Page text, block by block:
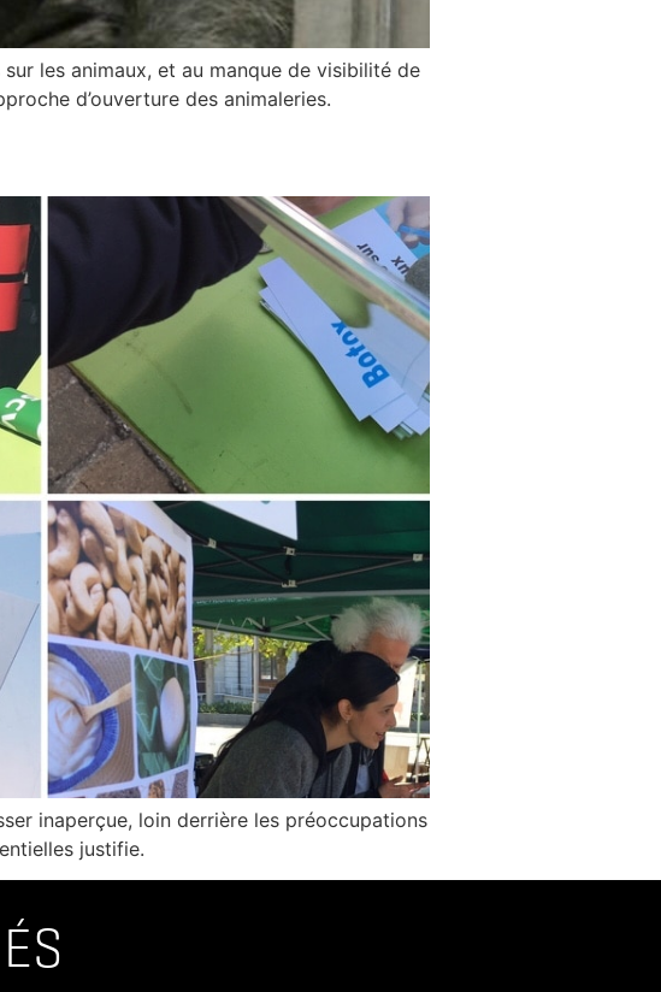
les animaux, et au manque de visibilité de
d’ouverture des animaleries.
inaperçue, loin derrière les préoccupations
justifie.